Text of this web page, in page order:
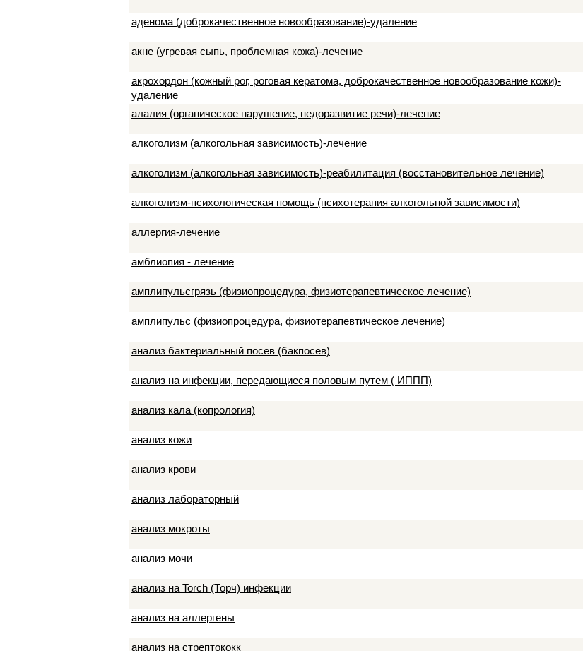
аденома (доброкачественное новообразование)-удаление
акне (угревая сыпь, проблемная кожа)-лечение
акрохордон (кожный рог, роговая кератома, доброкачественное новообразование кожи)-
удаление
алалия (органическое нарушение, недоразвитие речи)-лечение
алкоголизм (алкогольная зависимость)-лечение
алкоголизм (алкогольная зависимость)-реабилитация (восстановительное лечение)
алкоголизм-психологическая помощь (психотерапия алкогольной зависимости)
аллергия-лечение
амблиопия - лечение
амплипульсгрязь (физиопроцедура, физиотерапевтическое лечение)
амплипульс (физиопроцедура, физиотерапевтическое лечение)
анализ бактериальный посев (бакпосев)
анализ на инфекции, передающиеся половым путем ( ИППП)
анализ кала (копрология)
анализ кожи
анализ крови
анализ лабораторный
анализ мокроты
анализ мочи
анализ на Torch (Торч) инфекции
анализ на аллергены
анализ на стрептококк